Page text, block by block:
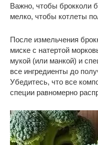
Важно, чтобы брокколи
мелко, чтобы котлеты
После измельчения
миске с натертой
мукой (или манкой) и
все ингредиенты до
Убедитесь, что все
специи равномерно